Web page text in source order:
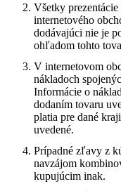
Všetky
internetového
dodávajúci nie je
ohľadom tohto
V internetovom
nákladoch
Informácie o
dodaním tovaru
platia pre dané
uvedené.
Prípadné zľavy z
navzájom
kupujúcim inak.